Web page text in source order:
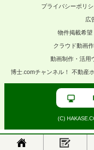
プライバシーポリ
広
物件掲載希望
クラウド動画
動画制作・活用
博士.comチャンネル！
不動産
(C)